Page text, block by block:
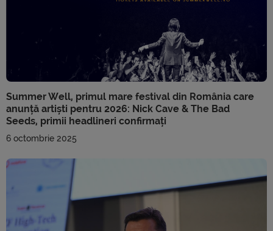
Summer Well, primul mare festival din România care
anunță artiști pentru 2026: Nick Cave & The Bad
Seeds, primii headlineri confirmați
6 octombrie 2025